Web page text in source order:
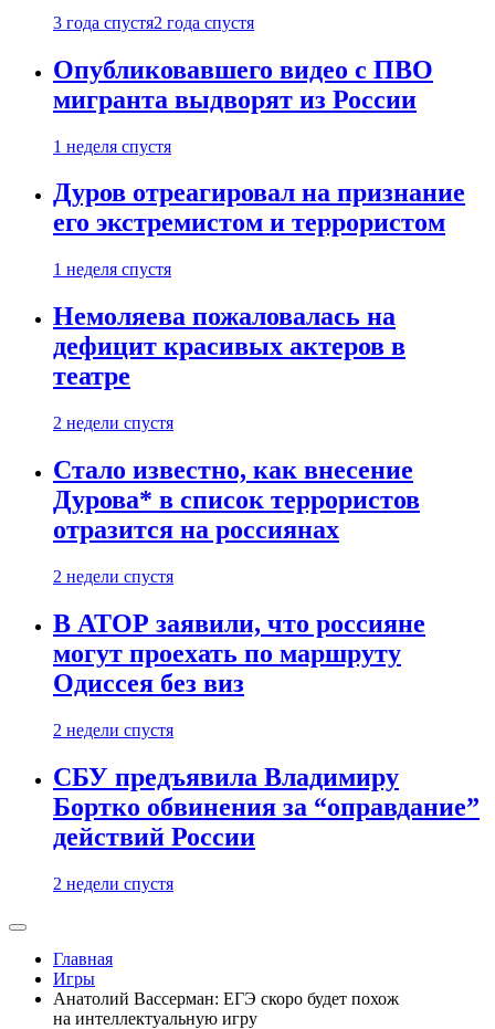
3 года спустя2 года спустя
Опубликовавшего видео с ПВО
мигранта выдворят из России
1 неделя спустя
Дуров отреагировал на признание
его экстремистом и террористом
1 неделя спустя
Немоляева пожаловалась на
дефицит красивых актеров в
театре
2 недели спустя
Стало известно, как внесение
Дурова* в список террористов
отразится на россиянах
2 недели спустя
В АТОР заявили, что россияне
могут проехать по маршруту
Одиссея без виз
2 недели спустя
СБУ предъявила Владимиру
Бортко обвинения за “оправдание”
действий России
2 недели спустя
Главная
Игры
Анатолий Вассерман: ЕГЭ скоро будет похож
на интеллектуальную игру